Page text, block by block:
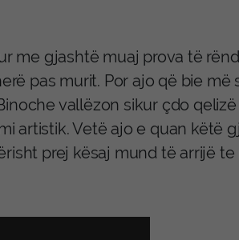
me gjashtë muaj prova të
pas murit. Por ajo që bie më
vallëzon sikur çdo
artistik. Vetë ajo e quan këtë
prej kësaj mund të arrijë